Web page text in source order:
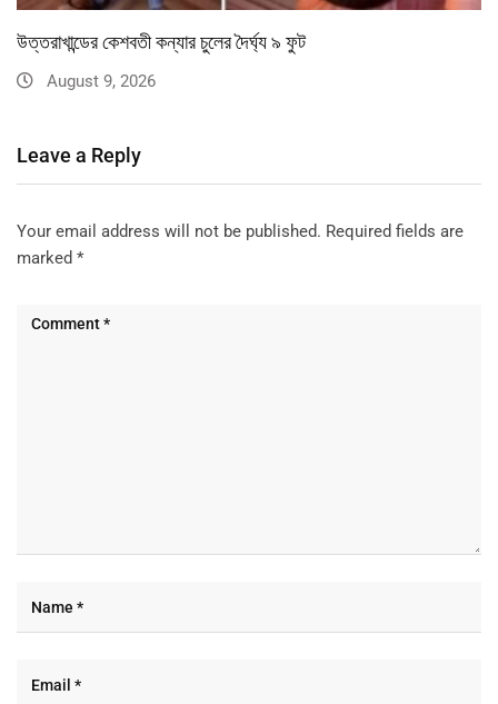
উত্তরাখান্ডের কেশবতী কন্যার চুলের দৈর্ঘ্য ৯ ফুট
August 9, 2026
Leave a Reply
Your email address will not be published. Required fields are
marked *